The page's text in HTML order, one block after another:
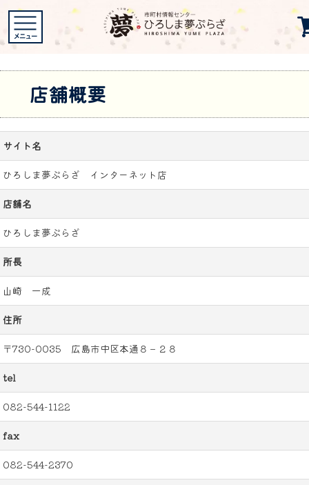
店舗概要
サイト名
ひろしま夢ぷらざ インターネット店
店舗名
ひろしま夢ぷらざ
所長
山崎 一成
住所
〒730-0035 広島市中区本通８－２８
tel
082-544-1122
fax
082-544-2370